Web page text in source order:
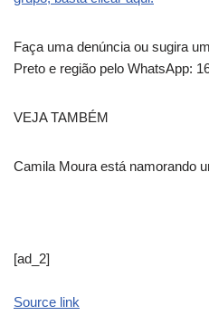
Faça uma denúncia ou sugira
Preto e região pelo WhatsApp:
VEJA TAMBÉM
Camila Moura está namorando
[ad_2]
Source link